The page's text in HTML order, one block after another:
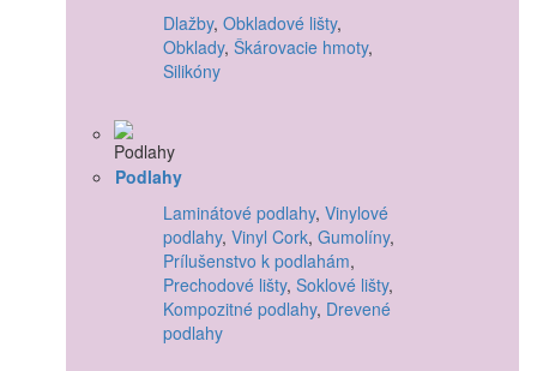
Dlažby, Obkladové lišty,
Obklady, Škárovacie hmoty,
Silikóny
Podlahy
Laminátové podlahy, Vinylové
podlahy, Vinyl Cork, Gumolíny,
Prílušenstvo k podlahám,
Prechodové lišty, Soklové lišty,
Kompozitné podlahy, Drevené
podlahy